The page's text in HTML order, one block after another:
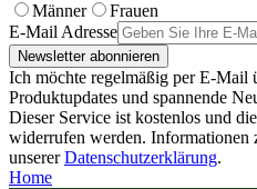
Männer
Frauen
E-Mail Adresse
Newsletter abonnieren
Ich möchte regelmäßig per E-Mail
Produktupdates und spannende
Dieser Service ist kostenlos und
widerrufen werden. Informationen
unsererDatenschutzerklärung.
Home